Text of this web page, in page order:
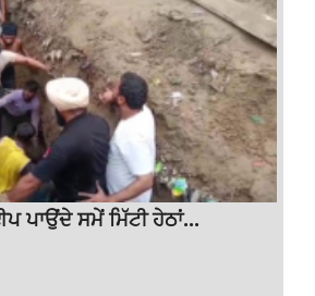
ਪਾਉਂਦੇ ਸਮੇਂ ਮਿੱਟੀ ਹੇਠਾਂ...